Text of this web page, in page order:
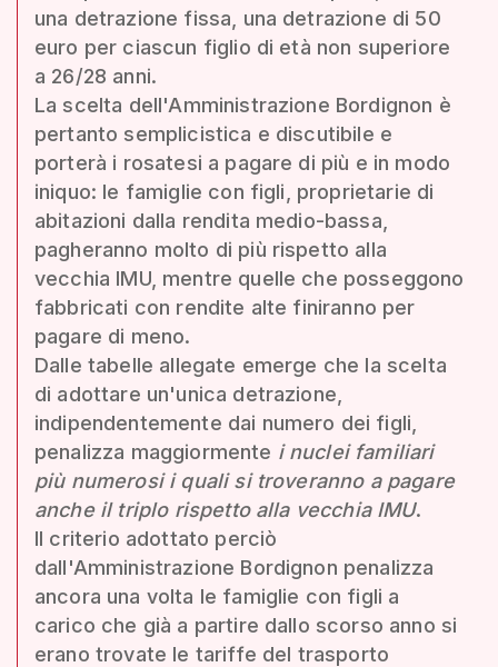
una detrazione fissa, una detrazione di 50
euro per ciascun figlio di età non superiore
a 26/28 anni.
La scelta dell'Amministrazione Bordignon è
pertanto semplicistica e discutibile e
porterà i rosatesi a pagare di più e in modo
iniquo: le famiglie con figli, proprietarie di
abitazioni dalla rendita medio-bassa,
pagheranno molto di più rispetto alla
vecchia IMU, mentre quelle che posseggono
fabbricati con rendite alte finiranno per
pagare di meno.
Dalle tabelle allegate emerge che la scelta
di adottare un'unica detrazione,
indipendentemente dai numero dei figli,
penalizza maggiormente i nuclei familiari
più numerosi i quali si troveranno a pagare
anche il triplo rispetto alla vecchia IMU.
Il criterio adottato perciò
dall'Amministrazione Bordignon penalizza
ancora una volta le famiglie con figli a
carico che già a partire dallo scorso anno si
erano trovate le tariffe del trasporto